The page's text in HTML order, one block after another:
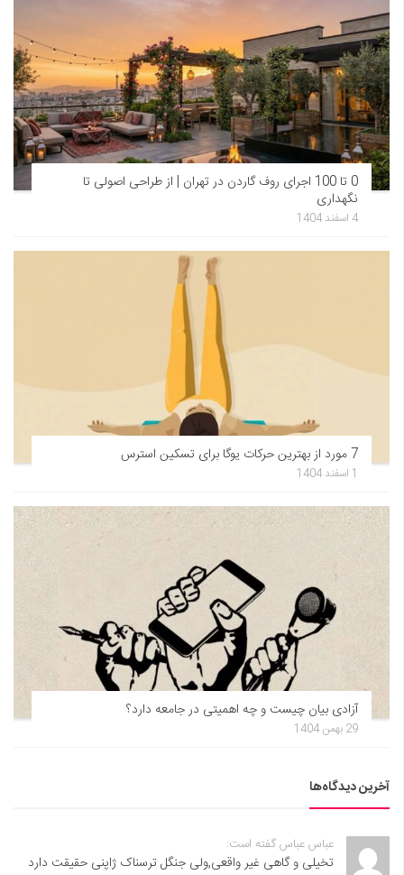
0 تا 100 اجرای روف گاردن در تهران | از طراحی اصولی تا
نگهداری
4 اسفند 1404
7 مورد از بهترین حرکات یوگا برای تسکین استرس
1 اسفند 1404
آزادی بیان چیست و چه اهمیتی در جامعه دارد؟
29 بهمن 1404
آخرین دیدگاه‌ها
عباس عباس گفته است:
تخیلی و گاهی غیر واقعی,ولی جنگل ترسناک ژاپنی حقیقت دارد